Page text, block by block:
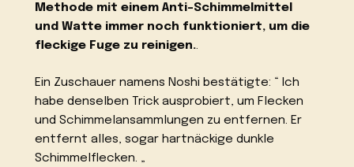
Methode mit einem Anti-Schimmelmittel
und Watte immer noch funktioniert, um die
fleckige Fuge zu reinigen..
Ein Zuschauer namens Noshi bestätigte: “ Ich
habe denselben Trick ausprobiert, um Flecken
und Schimmelansammlungen zu entfernen. Er
entfernt alles, sogar hartnäckige dunkle
Schimmelflecken. „